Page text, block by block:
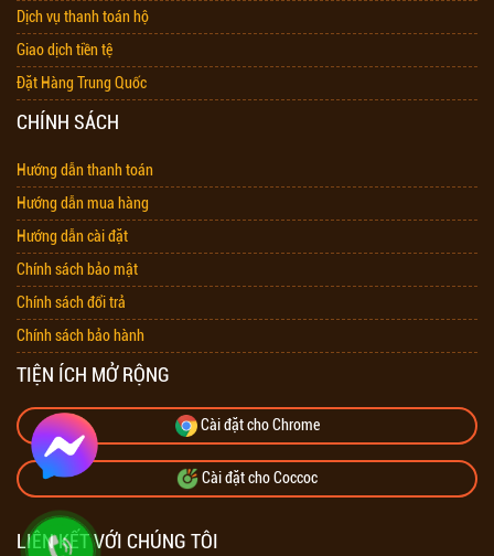
Dịch vụ thanh toán hộ
Giao dịch tiền tệ
Đặt Hàng Trung Quốc
CHÍNH SÁCH
Hướng dẫn thanh toán
Hướng dẫn mua hàng
Hướng dẫn cài đặt
Chính sách bảo mật
Chính sách đổi trả
Chính sách bảo hành
TIỆN ÍCH MỞ RỘNG
Cài đặt cho Chrome
Cài đặt cho Coccoc
LIÊN KẾT VỚI CHÚNG TÔI